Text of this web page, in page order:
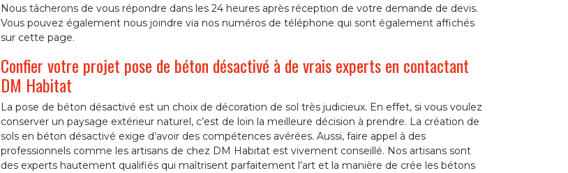
Nous tâcherons de vous répondre dans les 24 heures après réception de votre demande de devis.
Vous pouvez également nous joindre via nos numéros de téléphone qui sont également affichés
sur cette page.
Confier votre projet pose de béton désactivé à de vrais experts en contactant
DM Habitat
La pose de béton désactivé est un choix de décoration de sol très judicieux. En effet, si vous voulez
conserver un paysage extérieur naturel, c’est de loin la meilleure décision à prendre. La création de
sols en béton désactivé exige d’avoir des compétences avérées. Aussi, faire appel à des
professionnels comme les artisans de chez DM Habitat est vivement conseillé. Nos artisans sont
des experts hautement qualifiés qui maîtrisent parfaitement l’art et la manière de crée les bétons